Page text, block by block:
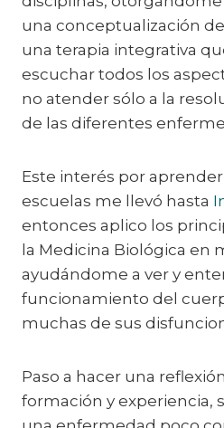
una conceptualización
una terapia integrativa
escuchar todos los
no atender sólo a la
de las diferentes
Este interés por
escuelas me llevó hasta
entonces aplico los
la Medicina Biológica en
ayudándome a ver y
funcionamiento del
muchas de sus
Paso a hacer una
formación y experiencia,